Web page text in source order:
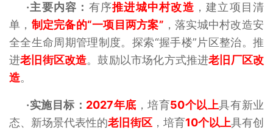
·主要内容： 有序推进城中村改造 ，建立项目清
单， 制定完备的“一项目两方案” ，落实城中村改造安
全全生命周期管理制度。探索“握手楼”片区整治。推
进老旧街区改造。鼓励以市场化方式推进老旧厂区改
造。
·实施目标： 2027年底 ，培育50个以上具有新业
态、新场景代表性的老旧街区，培育10个以上具有创